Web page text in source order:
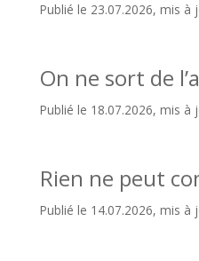
Publié le 23.07.2026, mis à
On ne sort de
Publié le 18.07.2026, mis à
Rien ne peut
Publié le 14.07.2026, mis à